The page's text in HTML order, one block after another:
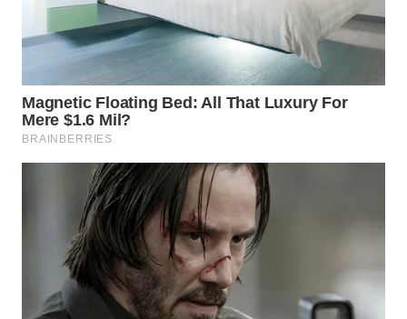
INDRAMAYU
WN
KUNINGAN
MAJALENGKA
SUBANG
WN
SUKABUMI